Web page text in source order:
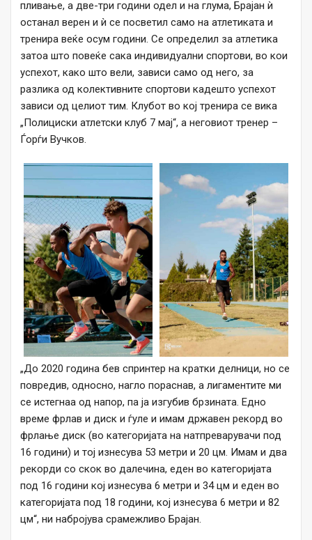
пливање, а две-три години одел и на глума, Брајан ѝ
останал верен и ѝ се посветил само на атлетиката и
тренира веќе осум години. Се определил за атлетика
затоа што повеќе сака индивидуални спортови, во кои
успехот, како што вели, зависи само од него, за
разлика од колективните спортови кадешто успехот
зависи од целиот тим. Клубот во кој тренира се вика
„Полициски атлетски клуб 7 мај“, а неговиот тренер –
Ѓорѓи Вучков.
„До 2020 година бев спринтер на кратки делници, но се
повредив, односно, нагло пораснав, а лигаментите ми
се истегнаа од напор, па ја изгубив брзината. Едно
време фрлав и диск и ѓуле и имам државен рекорд во
фрлање диск (во категоријата на натпреварувачи под
16 години) и тој изнесува 53 метри и 20 цм. Имам и два
рекорди со скок во далечина, еден во категоријата
под 16 години кој изнесува 6 метри и 34 цм и еден во
категоријата под 18 години, кој изнесува 6 метри и 82
цм“, ни набројува срамежливо Брајан.